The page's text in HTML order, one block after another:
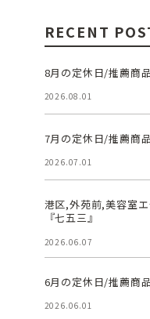
RECENT
8月の定休日/推薦商
2026.08.01
7月の定休日/推薦商
2026.07.01
港区,外苑前,美容室
『七五三』
2026.06.07
6月の定休日/推薦商
2026.06.01